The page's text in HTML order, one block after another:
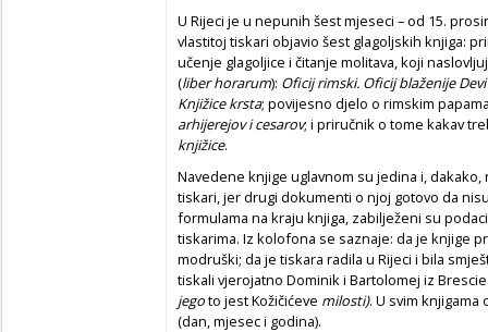
U Rijeci je u nepunih šest mjeseci – od 15.
vlastitoj tiskari objavio šest glagoljskih knjiga:
učenje glagoljice i čitanje molitava, koji
(liber horarum): Oficij rimski. Oficij blaženije
Knjižice krsta; povijesno djelo o rimskim
arhijerejov i cesarov; i priručnik o tome kakav
knjižice.
Navedene knjige uglavnom su jedina i, dakako,
tiskari, jer drugi dokumenti o njoj gotovo da
formulama na kraju knjiga, zabilježeni su
tiskarima. Iz kolofona se saznaje: da je knjige
modruški; da je tiskara radila u Rijeci i bila
tiskali vjerojatno Dominik i Bartolomej iz
jegoto jest Kožičićeve milosti). U svim knjigama
(dan, mjesec i godina).